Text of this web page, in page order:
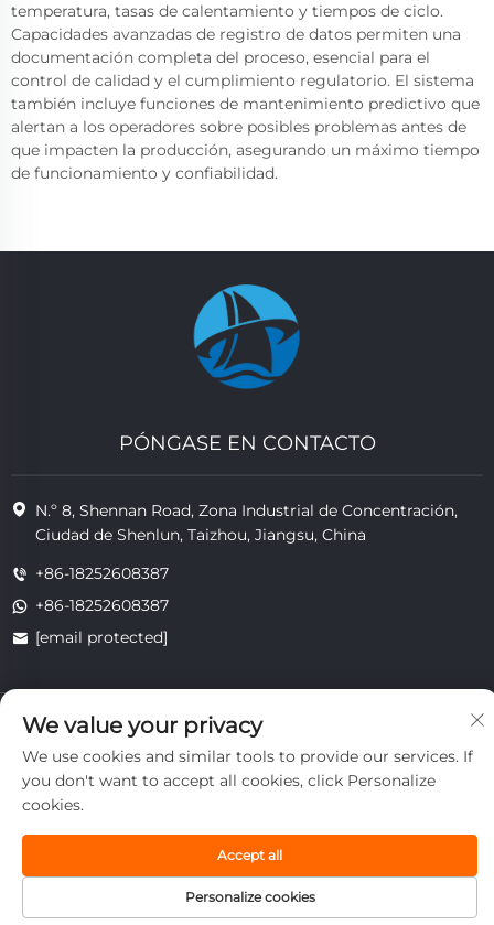
temperatura, tasas de calentamiento y tiempos de ciclo.
Capacidades avanzadas de registro de datos permiten una
documentación completa del proceso, esencial para el
control de calidad y el cumplimiento regulatorio. El sistema
también incluye funciones de mantenimiento predictivo que
alertan a los operadores sobre posibles problemas antes de
que impacten la producción, asegurando un máximo tiempo
de funcionamiento y confiabilidad.
PÓNGASE EN CONTACTO
N.º 8, Shennan Road, Zona Industrial de Concentración,
Ciudad de Shenlun, Taizhou, Jiangsu, China
+86-18252608387
+86-18252608387
[email protected]
Copyright © 2025 Jiangsu Tongzhou Heat Resistant Technology
Co., Ltd. Todos los derechos reservados.
privacidad
We value your privacy
We use cookies and similar tools to provide our services. If
you don't want to accept all cookies, click Personalize
cookies.
Personalize cookies
Accept all